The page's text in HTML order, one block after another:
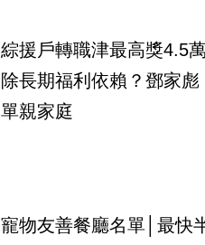
綜援戶轉職津最高獎4.5
除長期福利依賴？鄧家
單親家庭
寵物友善餐廳名單│最快